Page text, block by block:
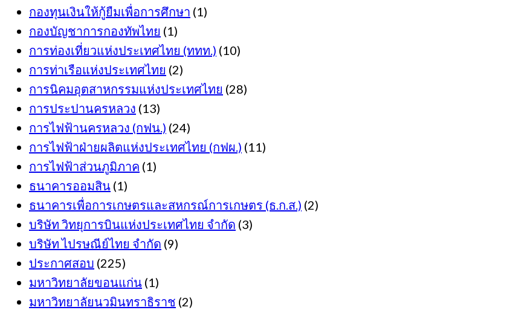
กองทุนเงินให้กู้ยืมเพื่อการศึกษา (1)
กองบัญชาการกองทัพไทย (1)
การท่องเที่ยวแห่งประเทศไทย (ททท.) (10)
การท่าเรือแห่งประเทศไทย (2)
การนิคมอุตสาหกรรมแห่งประเทศไทย (28)
การประปานครหลวง (13)
การไฟฟ้านครหลวง (กฟน.) (24)
การไฟฟ้าฝ่ายผลิตแห่งประเทศไทย (กฟผ.) (11)
การไฟฟ้าส่วนภูมิภาค (1)
ธนาคารออมสิน (1)
ธนาคารเพื่อการเกษตรและสหกรณ์การเกษตร (ธ.ก.ส.) (2)
บริษัท วิทยุการบินแห่งประเทศไทย จำกัด (3)
บริษัท ไปรษณีย์ไทย จำกัด (9)
ประกาศสอบ (225)
มหาวิทยาลัยขอนแก่น (1)
มหาวิทยาลัยนวมินทราธิราช (2)